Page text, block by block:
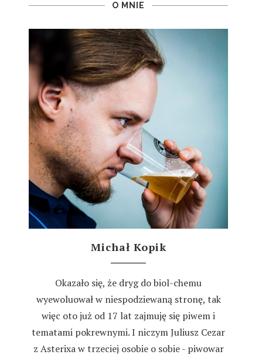
O MNIE
Michał Kopik
Okazało się, że dryg do biol-chemu
wyewoluował w niespodziewaną stronę, tak
więc oto już od 17 lat zajmuję się piwem i
tematami pokrewnymi. I niczym Juliusz Cezar
z Asterixa w trzeciej osobie o sobie - piwowar